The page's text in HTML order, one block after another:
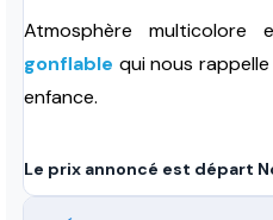
Atmosphère
gonflable qui nous
enfance.
Le prix annoncé est départ